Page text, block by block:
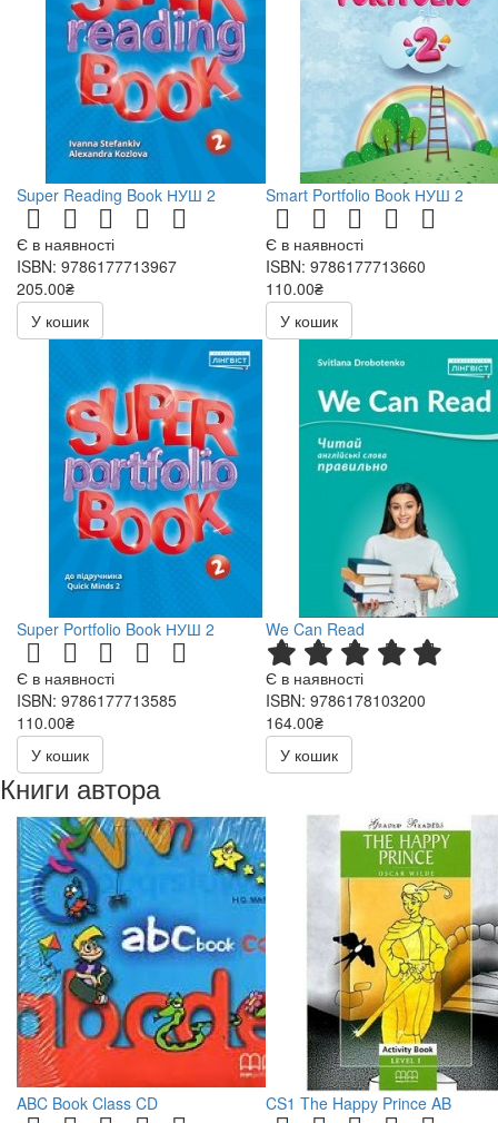
Super Reading Book НУШ 2
Є в наявності
ISBN: 9786177713967
205.00₴
У кошик
Smart Portfolio Book НУШ 2
Є в наявності
ISBN: 9786177713660
110.00₴
У кошик
Super Portfolio Book НУШ 2
Є в наявності
ISBN: 9786177713585
110.00₴
У кошик
We Can Read
Є в наявності
ISBN: 9786178103200
164.00₴
У кошик
Книги автора
ABC Book Class CD CS1 The Happy Prince AB